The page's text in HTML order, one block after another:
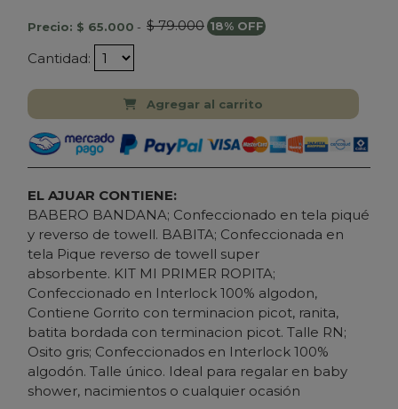
Precio: $ 65.000 - $ 79.000 18% OFF
Cantidad:
Agregar al carrito
EL AJUAR CONTIENE:
BABERO BANDANA; Confeccionado en tela piqué
y reverso de towell. BABITA; Confeccionada en
tela Pique reverso de towell super
absorbente. KIT MI PRIMER ROPITA;
Confeccionado en Interlock 100% algodon,
Contiene Gorrito con terminacion picot, ranita,
batita bordada con terminacion picot. Talle RN;
Osito gris; Confeccionados en Interlock 100%
algodón. Talle único. Ideal para regalar en baby
shower, nacimientos o cualquier ocasión